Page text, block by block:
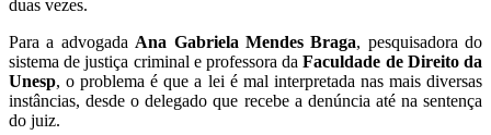
duas vezes.
Para a advogada Ana Gabriela Mendes Braga, pesquisadora do
sistema de justiça criminal e professora da Faculdade de Direito da
Unesp, o problema é que a lei é mal interpretada nas mais diversas
instâncias, desde o delegado que recebe a denúncia até na sentença
do juiz.